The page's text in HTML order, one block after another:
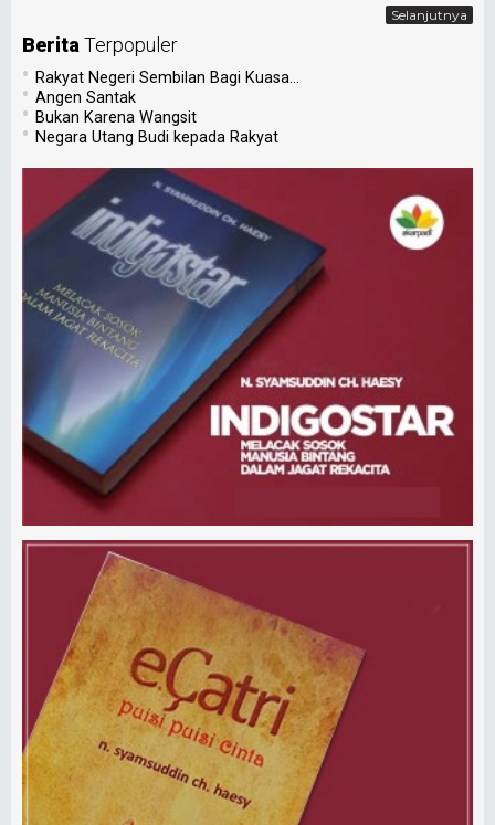
Selanjutnya
Berita Terpopuler
• Rakyat Negeri Sembilan Bagi Kuasa...
• Angen Santak
• Bukan Karena Wangsit
• Negara Utang Budi kepada Rakyat